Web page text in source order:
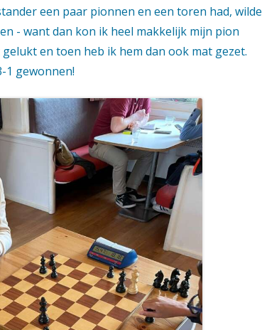
een paar pionnen en een toren had, wilde
- want dan kon ik heel makkelijk mijn pion
en toen heb ik hem dan ook mat gezet.
1 gewonnen!